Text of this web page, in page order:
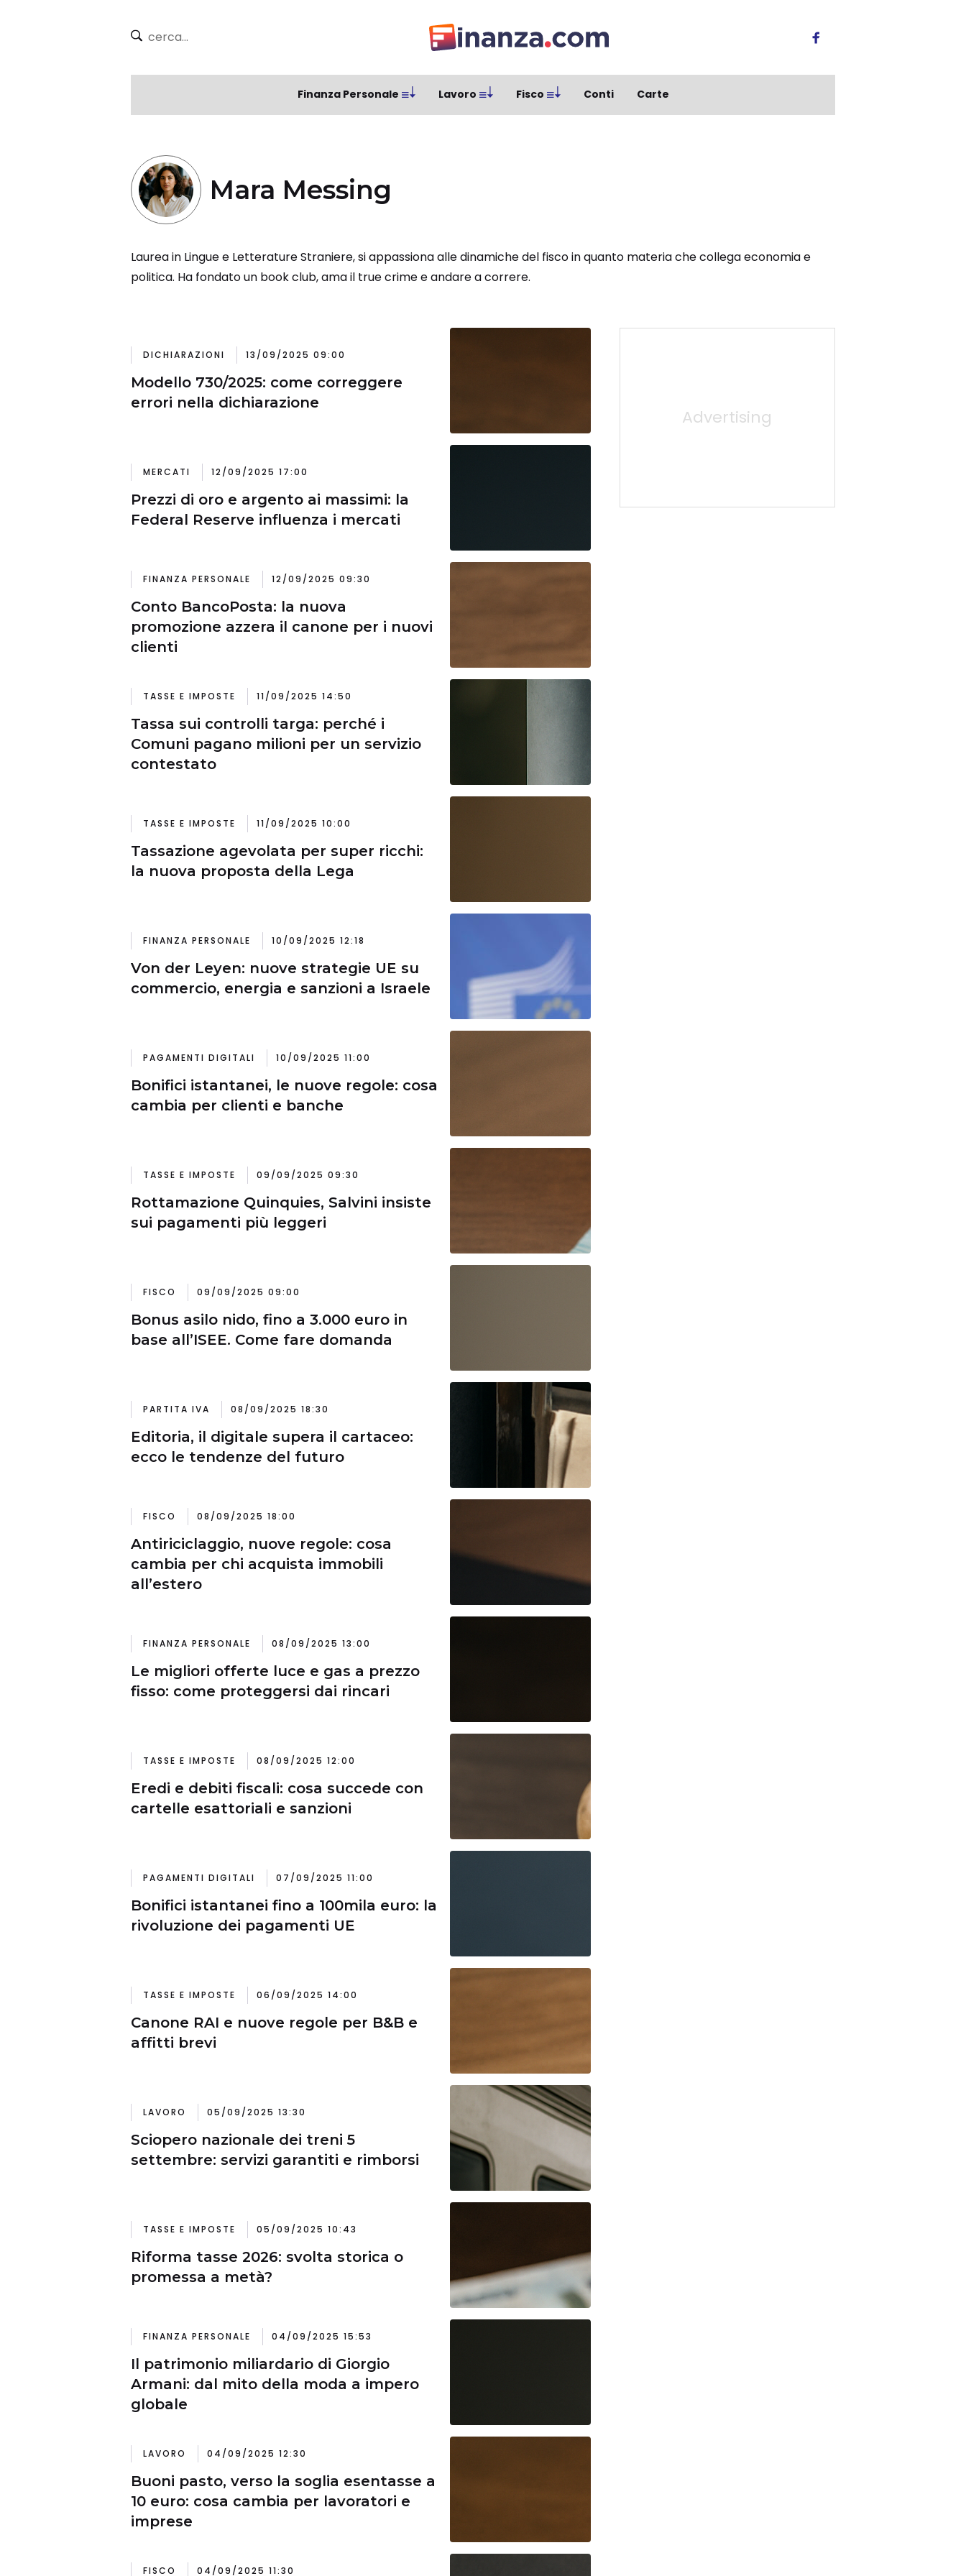
Finanza Personale Lavoro Fisco Conti Carte
Mara Messing
Laurea in Lingue e Letterature Straniere, si appassiona alle dinamiche del fisco in quanto materia che collega economia e
politica. Ha fondato un book club, ama il true crime e andare a correre.
DICHIARAZIONI 13/09/2025 09:00
Modello 730/2025: come correggere
errori nella dichiarazione
MERCATI 12/09/2025 17:00
Prezzi di oro e argento ai massimi: la
Federal Reserve influenza i mercati
FINANZA PERSONALE 12/09/2025 09:30
Conto BancoPosta: la nuova
promozione azzera il canone per i nuovi
clienti
TASSE E IMPOSTE 11/09/2025 14:50
Tassa sui controlli targa: perché i
Comuni pagano milioni per un servizio
contestato
TASSE E IMPOSTE 11/09/2025 10:00
Tassazione agevolata per super ricchi:
la nuova proposta della Lega
FINANZA PERSONALE 10/09/2025 12:18
Von der Leyen: nuove strategie UE su
commercio, energia e sanzioni a Israele
PAGAMENTI DIGITALI 10/09/2025 11:00
Bonifici istantanei, le nuove regole: cosa
cambia per clienti e banche
TASSE E IMPOSTE 09/09/2025 09:30
Rottamazione Quinquies, Salvini insiste
sui pagamenti più leggeri
FISCO 09/09/2025 09:00
Bonus asilo nido, fino a 3.000 euro in
base all’ISEE. Come fare domanda
PARTITA IVA 08/09/2025 18:30
Editoria, il digitale supera il cartaceo:
ecco le tendenze del futuro
FISCO 08/09/2025 18:00
Antiriciclaggio, nuove regole: cosa
cambia per chi acquista immobili
all’estero
FINANZA PERSONALE 08/09/2025 13:00
Le migliori offerte luce e gas a prezzo
fisso: come proteggersi dai rincari
TASSE E IMPOSTE 08/09/2025 12:00
Eredi e debiti fiscali: cosa succede con
cartelle esattoriali e sanzioni
PAGAMENTI DIGITALI 07/09/2025 11:00
Bonifici istantanei fino a 100mila euro: la
rivoluzione dei pagamenti UE
TASSE E IMPOSTE 06/09/2025 14:00
Canone RAI e nuove regole per B&B e
affitti brevi
LAVORO 05/09/2025 13:30
Sciopero nazionale dei treni 5
settembre: servizi garantiti e rimborsi
TASSE E IMPOSTE 05/09/2025 10:43
Riforma tasse 2026: svolta storica o
promessa a metà?
FINANZA PERSONALE 04/09/2025 15:53
Il patrimonio miliardario di Giorgio
Armani: dal mito della moda a impero
globale
LAVORO 04/09/2025 12:30
Buoni pasto, verso la soglia esentasse a
10 euro: cosa cambia per lavoratori e
imprese
FISCO 04/09/2025 11:30